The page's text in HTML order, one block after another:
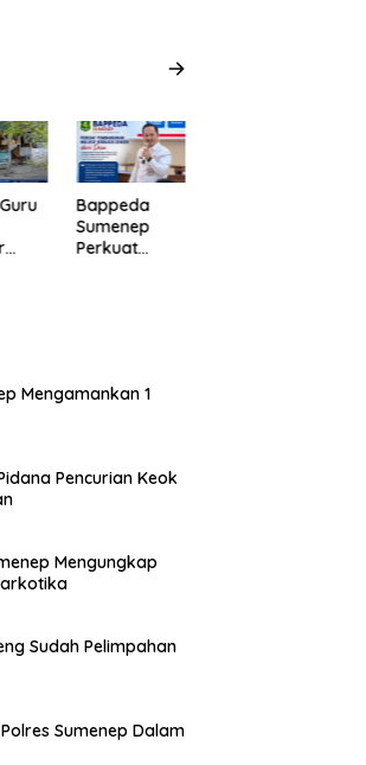
Bappeda
Sumenep
Perkuat
Mengamankan 1
Pencurian Keok
Mengungkap
Sudah Pelimpahan
Sumenep Dalam